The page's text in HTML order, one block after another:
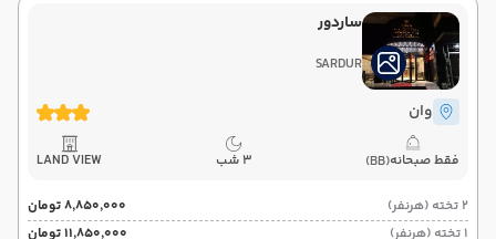
ساردور
SARDUR
وان
فقط صبحانه(BB) 3 شب LAND VIEW
2 تخته (هرنفر)
۸٬۸۵۰٬۰۰۰ تومان
1 تخته (هرنفر)
۱۱٬۸۵۰٬۰۰۰ تومان